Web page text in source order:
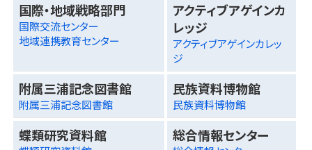
国際・地域戦略部門
国際交流センター
地域連携教育センター
アクティブアゲインカ
レッジ
アクティブアゲインカレッ
ジ
附属三浦記念図書館
附属三浦記念図書館
民族資料博物館
民族資料博物館
蝶類研究資料館 総合情報センター